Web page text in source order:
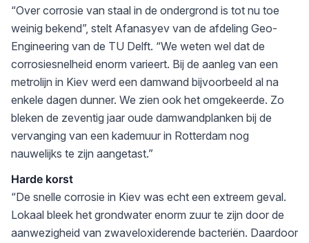
“Over corrosie van staal in de ondergrond is tot nu toe
weinig bekend”, stelt Afanasyev van de afdeling Geo-
Engineering van de TU Delft. “We weten wel dat de
corrosiesnelheid enorm varieert. Bij de aanleg van een
metrolijn in Kiev werd een damwand bijvoorbeeld al na
enkele dagen dunner. We zien ook het omgekeerde. Zo
bleken de zeventig jaar oude damwandplanken bij de
vervanging van een kademuur in Rotterdam nog
nauwelijks te zijn aangetast.”
Harde korst
“De snelle corrosie in Kiev was echt een extreem geval.
Lokaal bleek het grondwater enorm zuur te zijn door de
aanwezigheid van zwaveloxiderende bacteriën. Daardoor